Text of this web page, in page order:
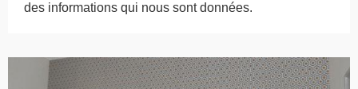
des informations qui nous sont données.